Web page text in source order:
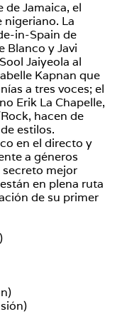
Jamaica, el
nigeriano. La
in-Spain de
Blanco y Javi
Jaiyeola al
Kapnan que
a tres voces; el
Erik La Chapelle,
hacen de
estilos.
en el directo y
a géneros
secreto mejor
en plena ruta
de su primer